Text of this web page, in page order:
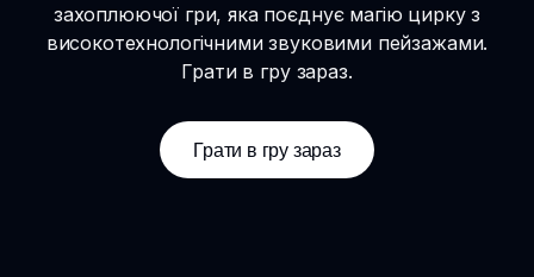
захоплюючої гри, яка поєднує магію цирку з
високотехнологічними звуковими пейзажами.
Грати в гру зараз.
Грати в гру зараз